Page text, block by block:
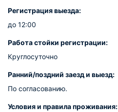
Регистрация выезда:
до 12:00
Работа стойки регистрации:
Круглосуточно
Ранний/поздний заезд и выезд:
По согласованию.
Условия и правила проживания: